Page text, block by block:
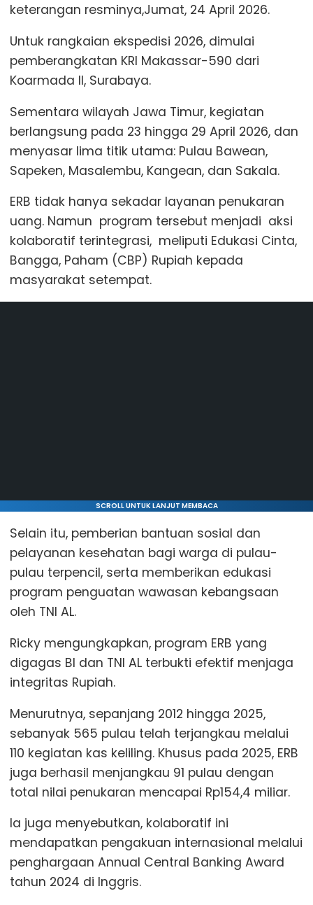
keterangan resminya,Jumat, 24 April 2026.
Untuk rangkaian ekspedisi 2026, dimulai
pemberangkatan KRI Makassar-590 dari
Koarmada II, Surabaya.
Sementara wilayah Jawa Timur, kegiatan
berlangsung pada 23 hingga 29 April 2026, dan
menyasar lima titik utama: Pulau Bawean,
Sapeken, Masalembu, Kangean, dan Sakala.
ERB tidak hanya sekadar layanan penukaran
uang. Namun program tersebut menjadi aksi
kolaboratif terintegrasi, meliputi Edukasi Cinta,
Bangga, Paham (CBP) Rupiah kepada
masyarakat setempat.
SCROLL UNTUK LANJUT MEMBACA
Selain itu, pemberian bantuan sosial dan
pelayanan kesehatan bagi warga di pulau-
pulau terpencil, serta memberikan edukasi
program penguatan wawasan kebangsaan
oleh TNI AL.
Ricky mengungkapkan, program ERB yang
digagas BI dan TNI AL terbukti efektif menjaga
integritas Rupiah.
Menurutnya, sepanjang 2012 hingga 2025,
sebanyak 565 pulau telah terjangkau melalui
110 kegiatan kas keliling. Khusus pada 2025, ERB
juga berhasil menjangkau 91 pulau dengan
total nilai penukaran mencapai Rp154,4 miliar.
Ia juga menyebutkan, kolaboratif ini
mendapatkan pengakuan internasional melalui
penghargaan Annual Central Banking Award
tahun 2024 di Inggris.